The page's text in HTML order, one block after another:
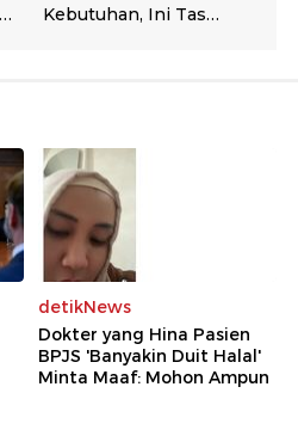
detikNews
Dokter yang Hina Pasien
BPJS 'Banyakin Duit Halal'
Minta Maaf: Mohon Ampun